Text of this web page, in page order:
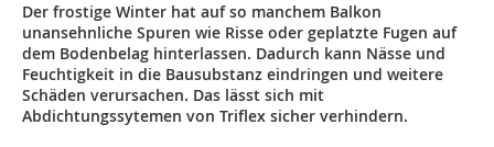
Der frostige Winter hat auf so manchem Balkon
unansehnliche Spuren wie Risse oder geplatzte Fugen auf
dem Bodenbelag hinterlassen. Dadurch kann Nässe und
Feuchtigkeit in die Bausubstanz eindringen und weitere
Schäden verursachen. Das lässt sich mit
Abdichtungssytemen von Triflex sicher verhindern.